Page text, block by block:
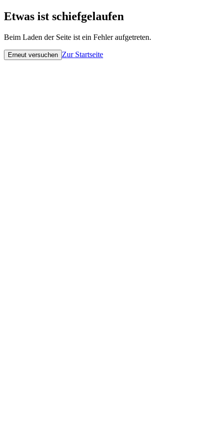
Etwas ist schiefgelaufen
Beim Laden der Seite ist ein Fehler aufgetreten.
Erneut versuchen Zur Startseite